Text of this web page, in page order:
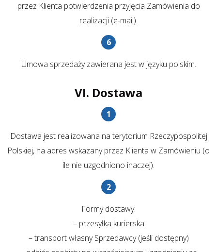
przez Klienta potwierdzenia przyjęcia Zamówienia do
realizacji (e-mail).
Umowa sprzedaży zawierana jest w języku polskim.
VI. Dostawa
Dostawa jest realizowana na terytorium Rzeczypospolitej
Polskiej, na adres wskazany przez Klienta w Zamówieniu (o
ile nie uzgodniono inaczej).
Formy dostawy:
– przesyłka kurierska
– transport własny Sprzedawcy (jeśli dostępny)